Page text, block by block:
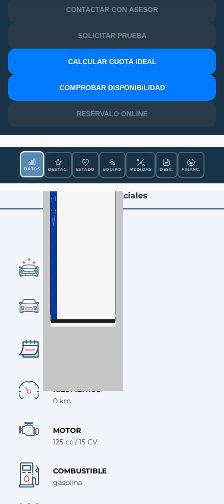
CONTACTAR CON ASESOR
SOLICITAR PRUEBA
CALCULAR CUOTA IDEAL
COMPROBAR DISPONIBILIDAD
RESÉRVALO ONLINE
DATOS DESTAC. ESTADO EQUIPO MEDIDAS DESC. FINANC.
Datos Esenciales
Scooter
KILÓMETROS
0 km
MOTOR
125 cc / 15 CV
COMBUSTIBLE
gasolina